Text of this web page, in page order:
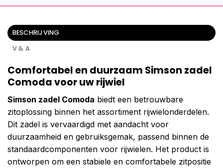
BESCHRIJVING
V & A
Comfortabel en duurzaam Simson zadel
Comoda voor uw rijwiel
Simson zadel Comoda biedt een betrouwbare
zitoplossing binnen het assortiment rijwielonderdelen.
Dit zadel is vervaardigd met aandacht voor
duurzaamheid en gebruiksgemak, passend binnen de
standaardcomponenten voor rijwielen. Het product is
ontworpen om een stabiele en comfortabele zitpositie